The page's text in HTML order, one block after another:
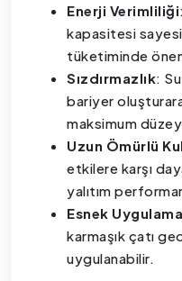
Enerji Verimliliği
kapasitesi
tüketiminde
Sızdırmazlık:
bariyer
maksimum
Uzun Ömürlü
etkilere karşı
yalıtım
Esnek Uygulama
karmaşık çatı
uygulanabilir.